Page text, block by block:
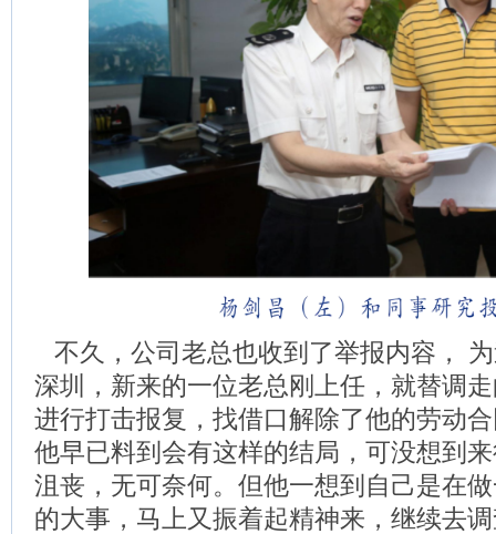
不久，公司老总也收到了举报内容，
深圳，新来的一位老总刚上任，就替调
进行打击报复，找借口解除了他的劳动
他早已料到会有这样的结局，可没想到
沮丧，无可奈何。但他一想到自己是在
的大事，马上又振着起精神来，继续去